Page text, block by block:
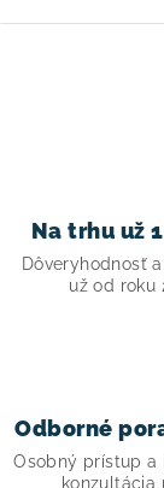
a
v
k
Na trhu už
Dôveryhodnosť
už od roku
Odborné
Osobný prístup a
konzultácia